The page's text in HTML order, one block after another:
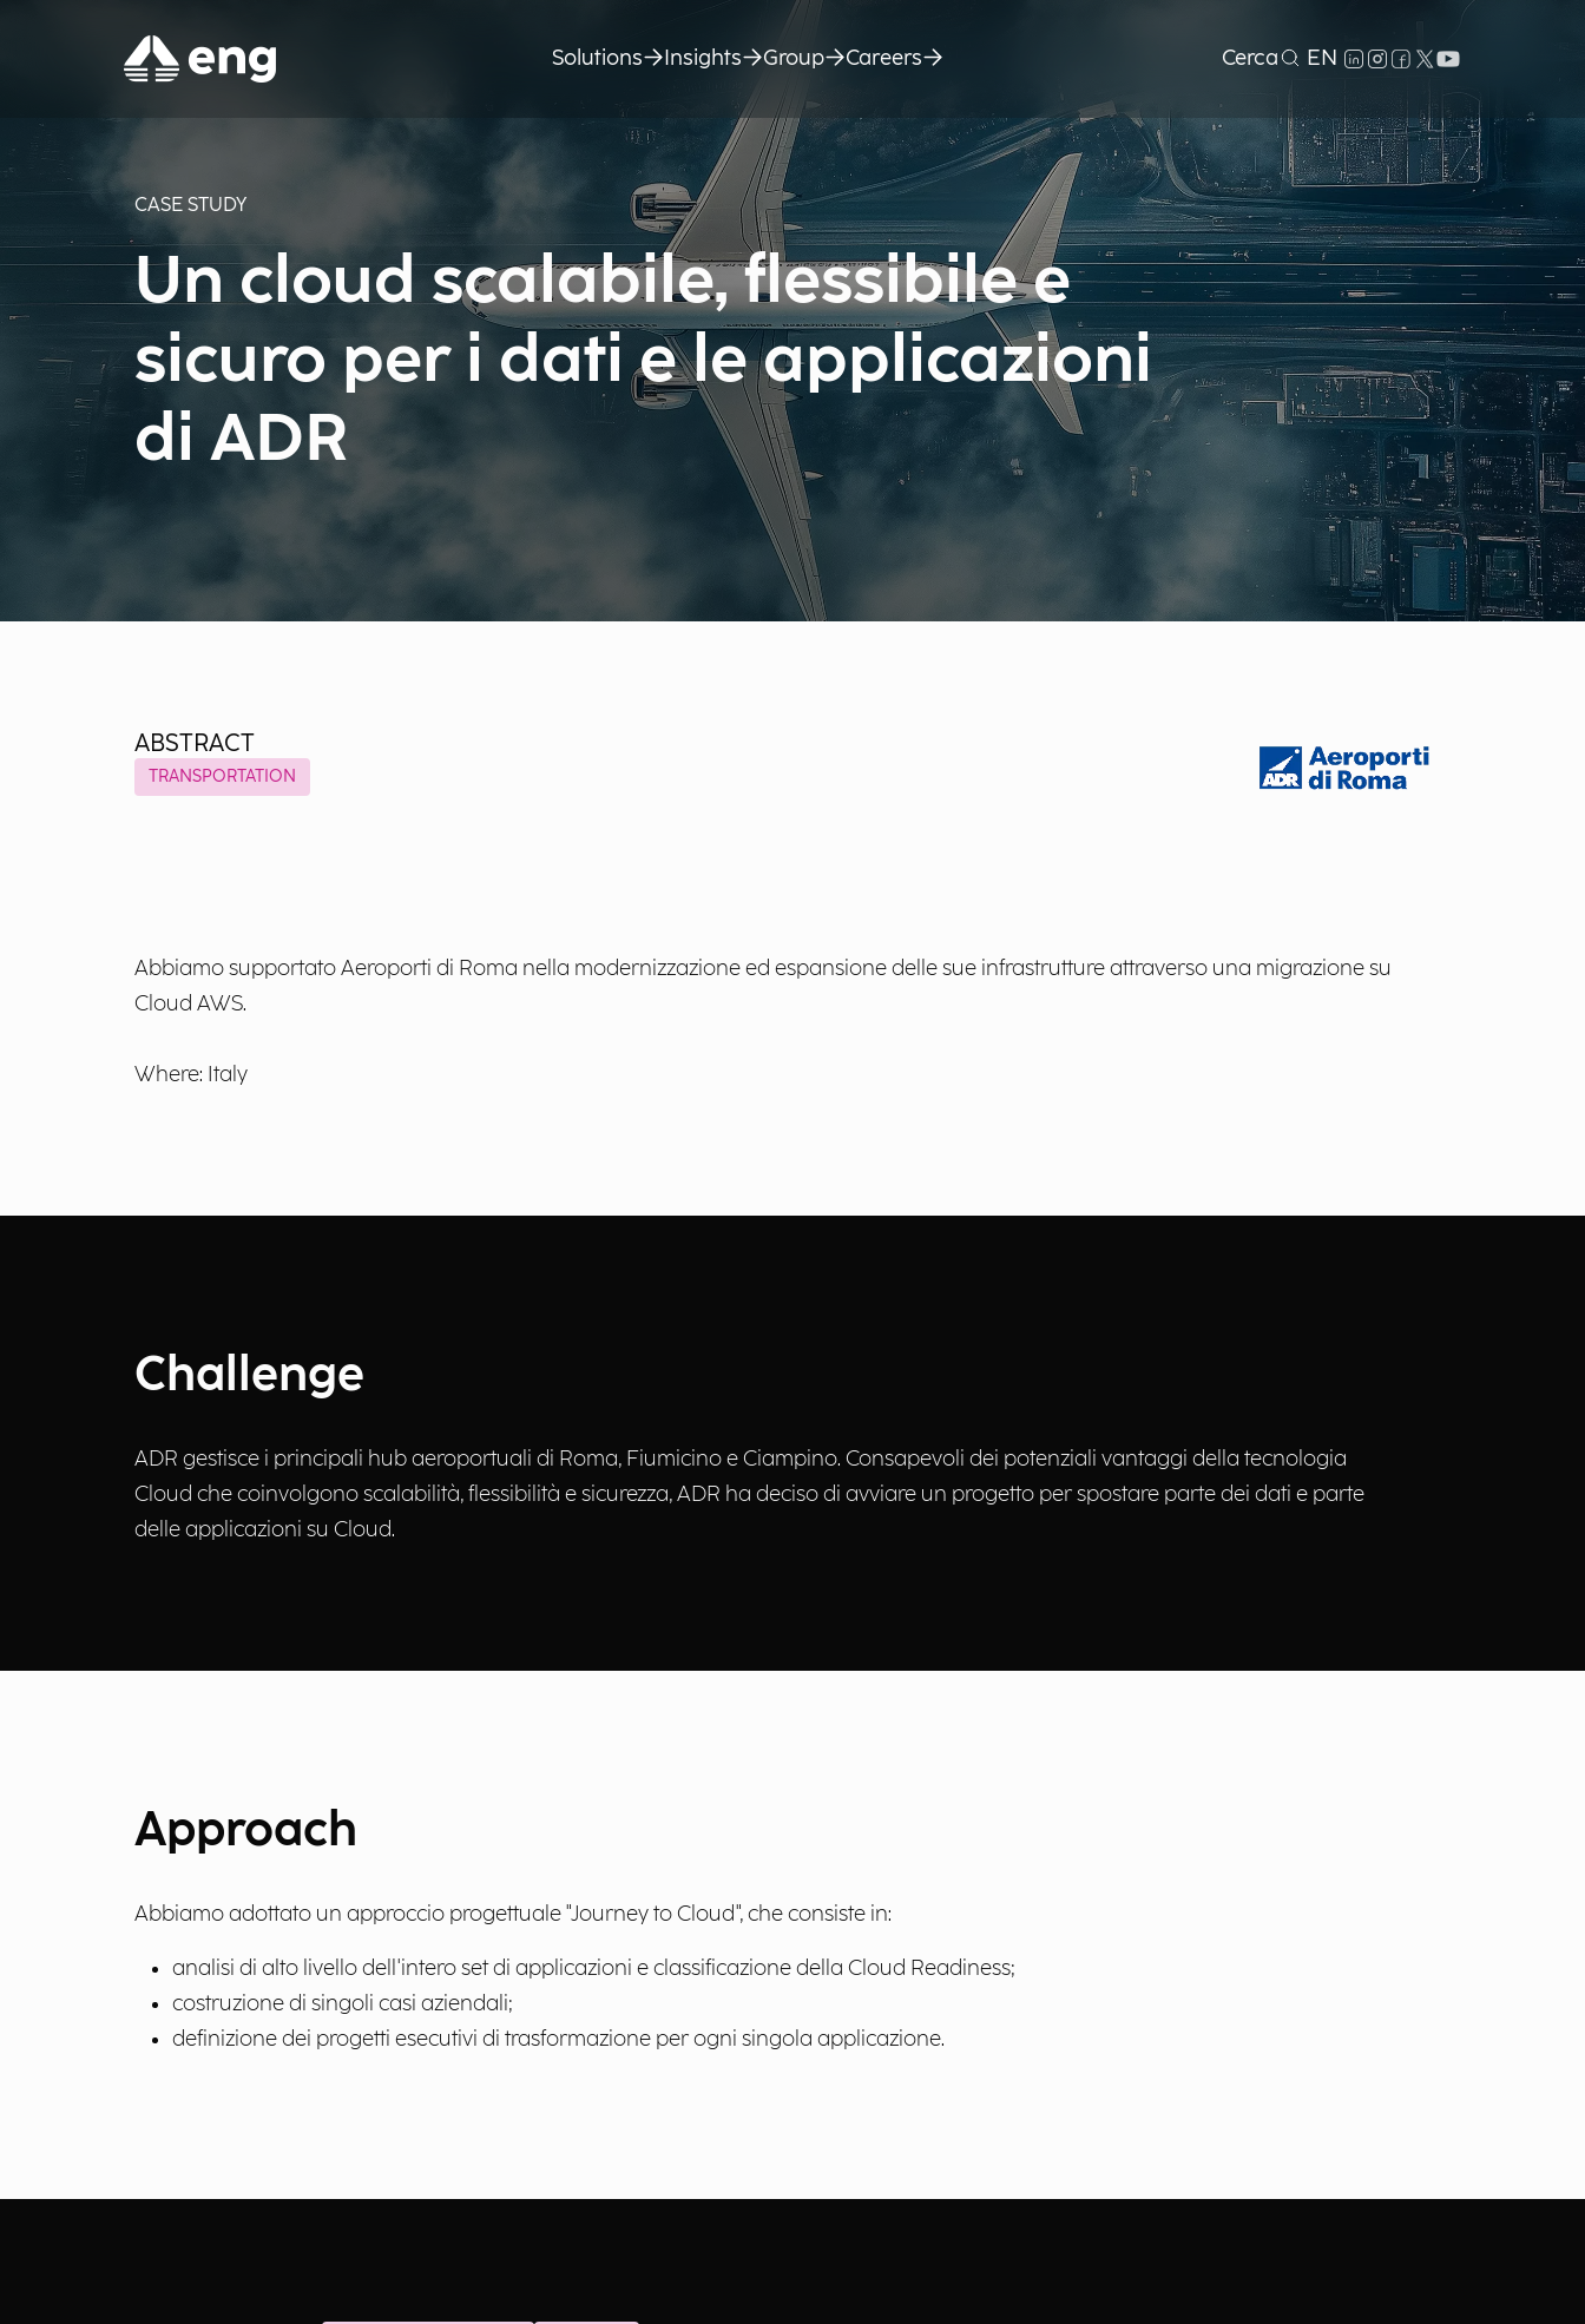
Solutions Insights Group Careers Cerca EN
CASE STUDY
Un cloud scalabile, flessibile e
sicuro per i dati e le applicazioni
di ADR
ABSTRACT
TRANSPORTATION
Abbiamo supportato Aeroporti di Roma nella modernizzazione ed espansione delle sue infrastrutture attraverso una migrazione su
Cloud AWS.
Where: Italy
Challenge
ADR gestisce i principali hub aeroportuali di Roma, Fiumicino e Ciampino. Consapevoli dei potenziali vantaggi della tecnologia
Cloud che coinvolgono scalabilità, flessibilità e sicurezza, ADR ha deciso di avviare un progetto per spostare parte dei dati e parte
delle applicazioni su Cloud.
Approach
Abbiamo adottato un approccio progettuale "Journey to Cloud", che consiste in:
analisi di alto livello dell'intero set di applicazioni e classificazione della Cloud Readiness;
costruzione di singoli casi aziendali;
definizione dei progetti esecutivi di trasformazione per ogni singola applicazione.